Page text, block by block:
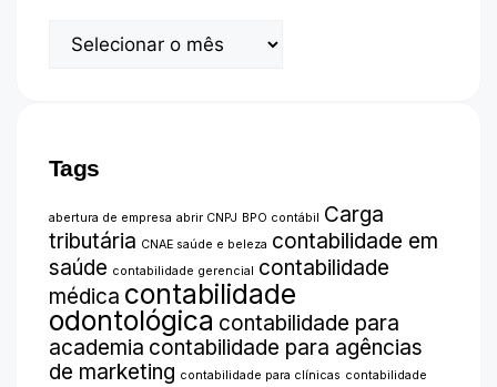
Tags
abertura de empresa abrir CNPJ BPO contábil
Carga
tributária CNAE saúde e beleza contabilidade em
saúde contabilidade gerencial
contabilidade
médica contabilidade
odontológica contabilidade para
academia contabilidade para agências
de marketing contabilidade para clínicas contabilidade